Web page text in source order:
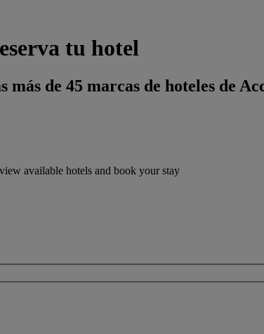
tu hotel
más de 45 marcas de hoteles de
available hotels and book your stay